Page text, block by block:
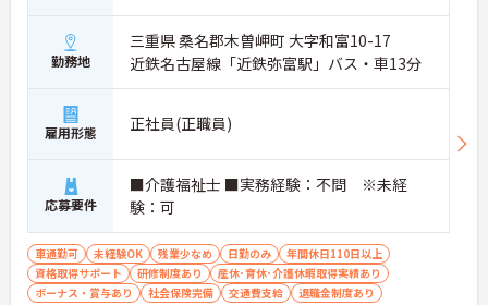
勤務地
三重県 桑名郡木曽岬町 大字和富10-17
近鉄名古屋線「近鉄弥富駅」バス・車13分
雇用形態 正社員(正職員)
応募要件
■介護福祉士 ■実務経験：不問 ※未経
験：可
車通勤可 未経験OK 残業少なめ 日勤のみ
年間休日110日以上
資格取得サポート
研修制度あり
産休･育休･介護休暇取得実績あり
ボーナス・賞与あり
社会保険完備 交通費支給 退職金制度あり